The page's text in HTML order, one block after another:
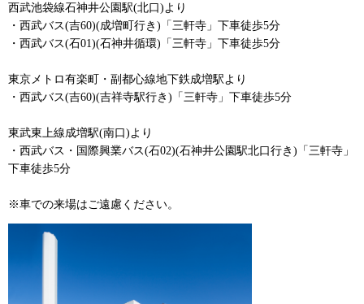
西武池袋線石神井公園駅(北口)より
・西武バス(吉60)(成増町行き)「三軒寺」下車徒歩5分
・西武バス(石01)(石神井循環)「三軒寺」下車徒歩5分
東京メトロ有楽町・副都心線地下鉄成増駅より
・西武バス(吉60)(吉祥寺駅行き)「三軒寺」下車徒歩5分
東武東上線成増駅(南口)より
・西武バス・国際興業バス(石02)(石神井公園駅北口行き)「三軒寺」
下車徒歩5分
※車での来場はご遠慮ください。